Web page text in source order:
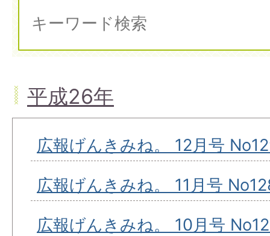
平成26年
広報げんきみね。 12月号
広報げんきみね。 11月号
広報げんきみね。 10月号